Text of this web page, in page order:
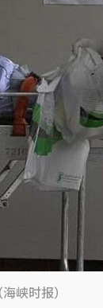
峡时报）